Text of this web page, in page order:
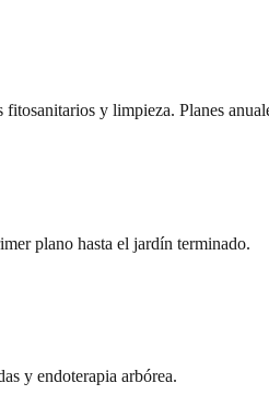
y limpieza. Planes
plano hasta el jardín terminado.
y endoterapia arbórea.